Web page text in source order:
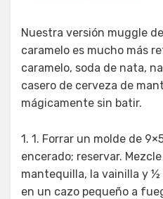
Nuestra versión muggle
caramelo es mucho más
caramelo, soda de nata,
casero de cerveza de
mágicamente sin batir.
1. 1. Forrar un molde de
encerado; reservar.
mantequilla, la vainilla y ½
en un cazo pequeño a